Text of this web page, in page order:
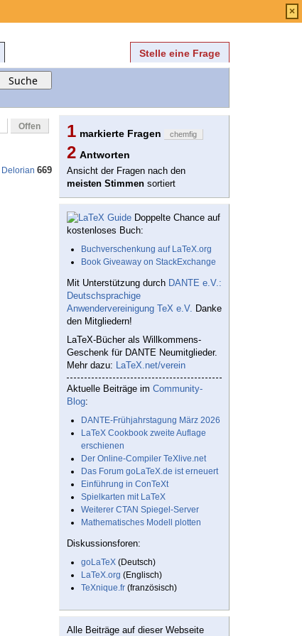
Stelle eine Frage
Offen
Delorian 669
1 markierte Fragen chemfig
2 Antworten
Ansicht der Fragen nach den
meisten Stimmen sortiert
Doppelte Chance auf
kostenloses Buch:
Buchverschenkung auf LaTeX.org
Book Giveaway on StackExchange
Mit Unterstützung durch DANTE e.V.:
Deutschsprachige
Anwendervereinigung TeX e.V. Danke
den Mitgliedern!
LaTeX-Bücher als Willkommens-
Geschenk für DANTE Neumitglieder.
Mehr dazu: LaTeX.net/verein
Aktuelle Beiträge im Community-
Blog:
DANTE-Frühjahrstagung März 2026
LaTeX Cookbook zweite Auflage
erschienen
Der Online-Compiler TeXlive.net
Das Forum goLaTeX.de ist erneuert
Einführung in ConTeXt
Spielkarten mit LaTeX
Weiterer CTAN Spiegel-Server
Mathematisches Modell plotten
Diskussionsforen:
goLaTeX (Deutsch)
LaTeX.org (Englisch)
TeXnique.fr (französisch)
Alle Beiträge auf dieser Webseite
×